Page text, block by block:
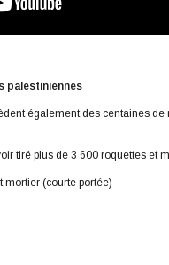
palestiniennes
également des centaines
tiré plus de 3 600 roquettes et
mortier (courte portée)